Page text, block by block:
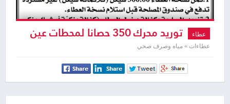
عطاء توريد محرك 350 حصانا لمحطات عين
سامية
عطاءات » مياه وصرف صحي